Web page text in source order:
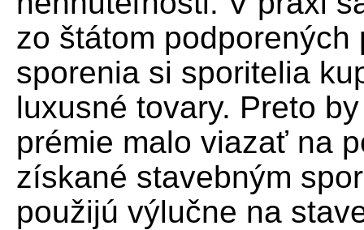
zo štátom
sporenia si sporitelia
luxusné tovary. Preto
prémie malo viazať na
získané stavebným
použijú výlučne na